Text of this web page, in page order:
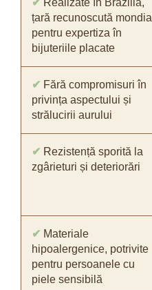
✔ Realizate în Brazilia,
țară recunoscută mondial
pentru expertiza în
bijuteriile placate
✔ Fără compromisuri în
privința aspectului și
strălucirii aurului
✔ Rezistență sporită la
zgârieturi și deteriorări
✔ Materiale
hipoalergenice, potrivite
pentru persoanele cu
piele sensibilă